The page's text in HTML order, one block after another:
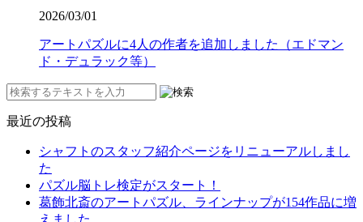
2026/03/01
アートパズルに4人の作者を追加しました（エドマン
ド・デュラック等）
最近の投稿
シャフトのスタッフ紹介ページをリニューアルしまし
た
パズル脳トレ検定がスタート！
葛飾北斎のアートパズル、ラインナップが154作品に増
えました